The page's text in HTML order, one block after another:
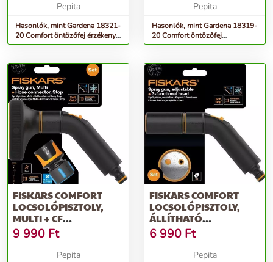
Pepita
Hasonlók, mint Gardena 18321-
20 Comfort öntözőfej érzékeny
növényekhez
Pepita
Hasonlók, mint Gardena 18319-
20 Comfort öntözőfej
virágágyásokhoz
FISKARS COMFORT
LOCSOLÓPISZTOLY,
MULTI + CF
TÖMLŐCSATLAKOZÓ
13-15...
9 990 Ft
Pepita
FISKARS COMFORT
LOCSOLÓPISZTOLY,
ÁLLÍTHATÓ
LOCSOLÓFEJ + 3
FUNKCIÓ...
6 990 Ft
Pepita